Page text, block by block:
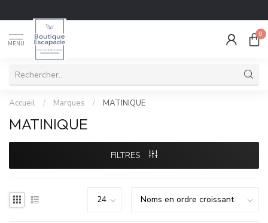
MENU
0
Accueil / Marques / MATINIQUE
MATINIQUE
FILTRES